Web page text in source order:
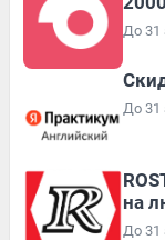
До 31
До 31
на
До 31